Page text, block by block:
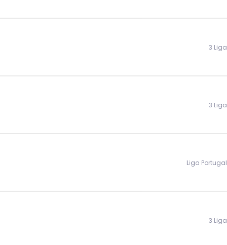
3 Liga
3 Liga
Liga Portugal
3 Liga